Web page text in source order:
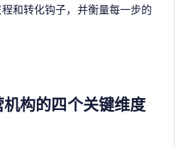
和转化钩子，并衡量每一步的
构的四个关键维度